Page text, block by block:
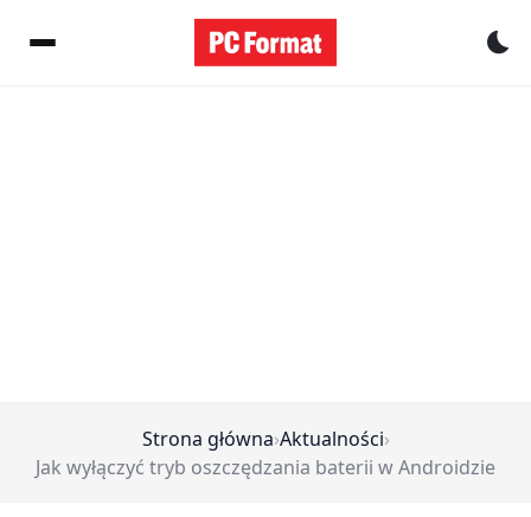
Strona główna›Aktualności›
Jak wyłączyć tryb oszczędzania baterii w Androidzie